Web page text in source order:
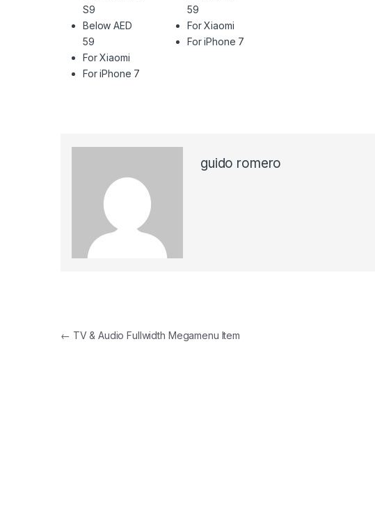
S9
Below AED
59
For Xiaomi
For iPhone 7
59
For Xiaomi
For iPhone 7
guido romero
Navegación de entradas
← TV & Audio Fullwidth Megamenu Item